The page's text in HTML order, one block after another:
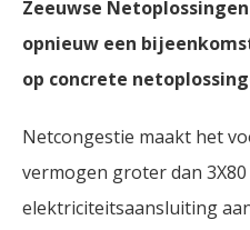
Zeeuwse
opnieuw een
op concrete
Netcongestie maakt het
vermogen groter dan
elektriciteitsaansluiting